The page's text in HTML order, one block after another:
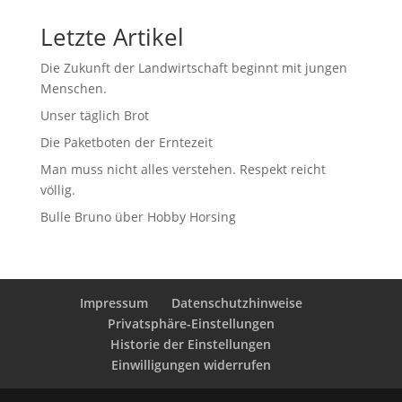
Letzte Artikel
Die Zukunft der Landwirtschaft beginnt mit jungen
Menschen.
Unser täglich Brot
Die Paketboten der Erntezeit
Man muss nicht alles verstehen. Respekt reicht
völlig.
Bulle Bruno über Hobby Horsing
Impressum
Datenschutzhinweise
Privatsphäre-Einstellungen
Historie der Einstellungen
Einwilligungen widerrufen